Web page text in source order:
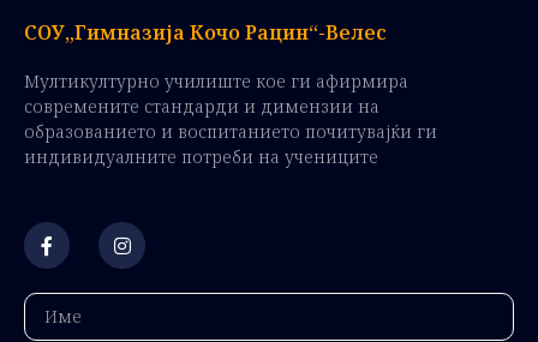
СОУ„Гимназија Кочо Рацин“-Велес
Мултикултурно училиште кое ги афирмира
современите стандарди и димензии на
образованието и воспитанието почитувајќи ги
индивидуалните потреби на учениците